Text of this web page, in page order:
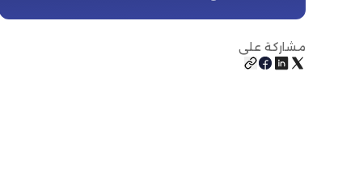
مشاركة على